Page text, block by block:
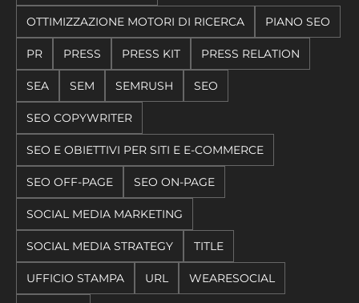
OTTIMIZZAZIONE MOTORI DI RICERCA PIANO SEO
PR PRESS PRESS KIT PRESS RELATION
SEA SEM SEMRUSH SEO
SEO COPYWRITER
SEO E OBIETTIVI PER SITI E E-COMMERCE
SEO OFF-PAGE SEO ON-PAGE
SOCIAL MEDIA MARKETING
SOCIAL MEDIA STRATEGY TITLE
UFFICIO STAMPA URL WEARESOCIAL